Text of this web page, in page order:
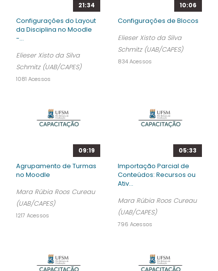
21:34
Configurações do Layout
da Disciplina no Moodle
-...
Elieser Xisto da Silva
Schmitz (UAB/CAPES)
1081 Acessos
10:06
Configurações de Blocos
Elieser Xisto da Silva
Schmitz (UAB/CAPES)
834 Acessos
09:19
Agrupamento de Turmas
no Moodle
Mara Rúbia Roos Cureau
(UAB/CAPES)
1217 Acessos
05:33
Importação Parcial de
Conteúdos: Recursos ou
Ativ...
Mara Rúbia Roos Cureau
(UAB/CAPES)
796 Acessos